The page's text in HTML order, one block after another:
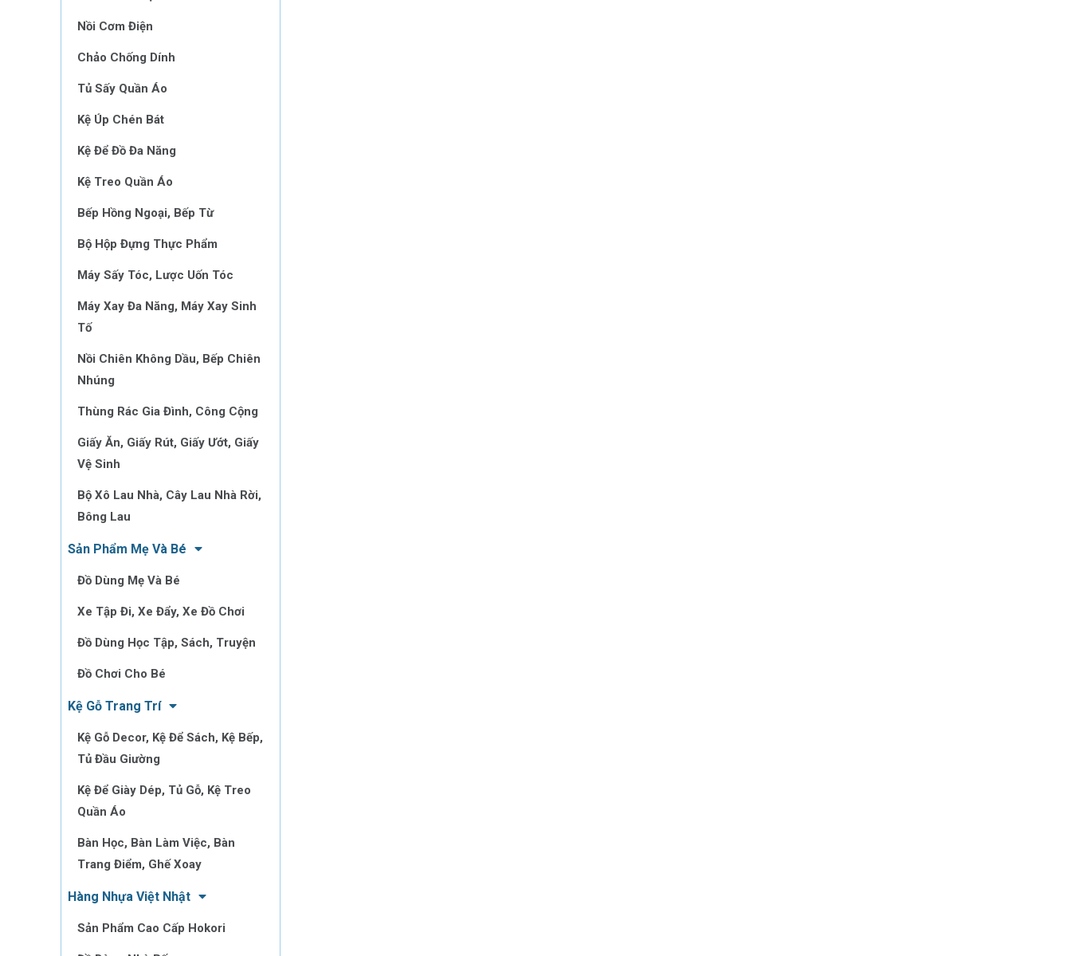
Nồi Cơm Điện
Chảo Chống Dính
Tủ Sấy Quần Áo
Kệ Úp Chén Bát
Kệ Để Đồ Đa Năng
Kệ Treo Quần Áo
Bếp Hồng Ngoại, Bếp Từ
Bộ Hộp Đựng Thực Phẩm
Máy Sấy Tóc, Lược Uốn Tóc
Máy Xay Đa Năng, Máy Xay Sinh
Tố
Nồi Chiên Không Dầu, Bếp Chiên
Nhúng
Thùng Rác Gia Đình, Công Cộng
Giấy Ăn, Giấy Rút, Giấy Ướt, Giấy
Vệ Sinh
Bộ Xô Lau Nhà, Cây Lau Nhà Rời,
Bông Lau
Sản Phẩm Mẹ Và Bé
Đồ Dùng Mẹ Và Bé
Xe Tập Đi, Xe Đẩy, Xe Đồ Chơi
Đồ Dùng Học Tập, Sách, Truyện
Đồ Chơi Cho Bé
Kệ Gỗ Trang Trí
Kệ Gỗ Decor, Kệ Để Sách, Kệ Bếp,
Tủ Đầu Giường
Kệ Để Giày Dép, Tủ Gỗ, Kệ Treo
Quần Áo
Bàn Học, Bàn Làm Việc, Bàn
Trang Điểm, Ghế Xoay
Hàng Nhựa Việt Nhật
Sản Phẩm Cao Cấp Hokori